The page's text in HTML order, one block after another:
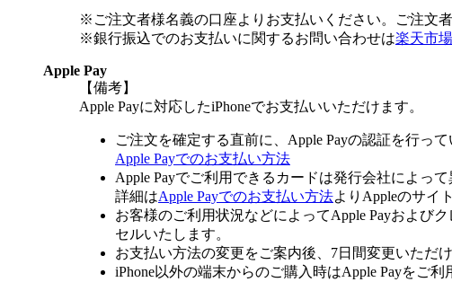
※ご注文者様名義の口座よりお支払いください。ご注文
※銀行振込でのお支払いに関するお問い合わせは楽天市
Apple Pay
【備考】
Apple Payに対応したiPhoneでお支払いいただけます。
ご注文を確定する直前に、Apple Payの認証を行って
Apple Payでのお支払い方法
Apple Payでご利用できるカードは発行会社によって
詳細はApple Payでのお支払い方法よりAppleのサイ
お客様のご利用状況などによってApple Payおよび
セルいたします。
お支払い方法の変更をご案内後、7日間変更いただ
iPhone以外の端末からのご購入時はApple Payをご利